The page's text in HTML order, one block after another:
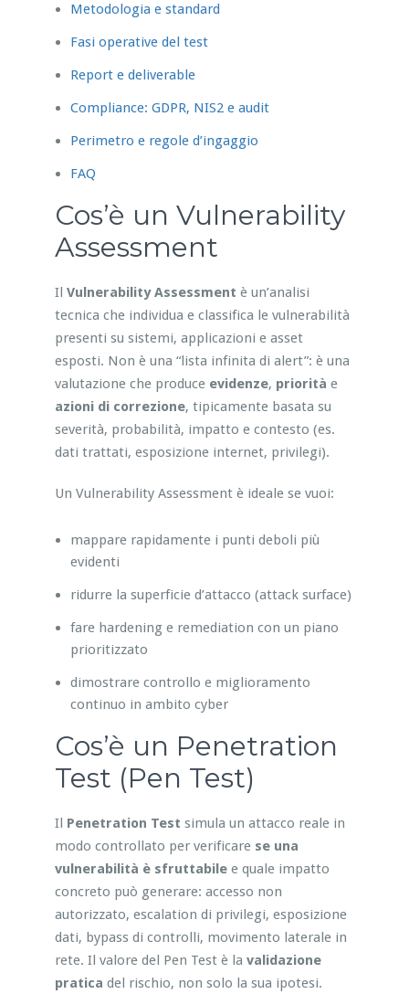
Metodologia e standard
Fasi operative del test
Report e deliverable
Compliance: GDPR, NIS2 e audit
Perimetro e regole d’ingaggio
FAQ
Cos’è un Vulnerability
Assessment
Il Vulnerability Assessment è un’analisi
tecnica che individua e classifica le vulnerabilità
presenti su sistemi, applicazioni e asset
esposti. Non è una “lista infinita di alert”: è una
valutazione che produce evidenze, priorità e
azioni di correzione, tipicamente basata su
severità, probabilità, impatto e contesto (es.
dati trattati, esposizione internet, privilegi).
Un Vulnerability Assessment è ideale se vuoi:
mappare rapidamente i punti deboli più
evidenti
ridurre la superficie d’attacco (attack surface)
fare hardening e remediation con un piano
prioritizzato
dimostrare controllo e miglioramento
continuo in ambito cyber
Cos’è un Penetration
Test (Pen Test)
Il Penetration Test simula un attacco reale in
modo controllato per verificare se una
vulnerabilità è sfruttabilee quale impatto
concreto può generare: accesso non
autorizzato, escalation di privilegi, esposizione
dati, bypass di controlli, movimento laterale in
rete. Il valore del Pen Test è la validazione
pratica del rischio, non solo la sua ipotesi.